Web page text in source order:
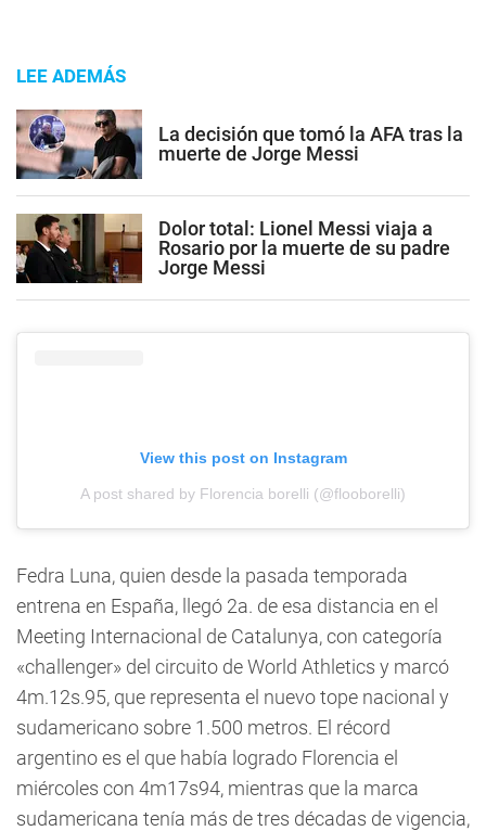
LEE ADEMÁS
La decisión que tomó la AFA tras la
muerte de Jorge Messi
Dolor total: Lionel Messi viaja a
Rosario por la muerte de su padre
Jorge Messi
View this post on Instagram
A post shared by Florencia borelli (@flooborelli)
Fedra Luna, quien desde la pasada temporada
entrena en España, llegó 2a. de esa distancia en el
Meeting Internacional de Catalunya, con categoría
«challenger» del circuito de World Athletics y marcó
4m.12s.95, que representa el nuevo tope nacional y
sudamericano sobre 1.500 metros. El récord
argentino es el que había logrado Florencia el
miércoles con 4m17s94, mientras que la marca
sudamericana tenía más de tres décadas de vigencia,